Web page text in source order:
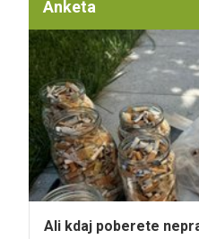
Anketa
Ali kdaj poberete